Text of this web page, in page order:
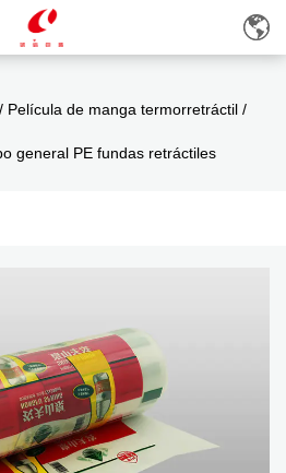
/ Película de manga termorretráctil/
general PE fundas retráctiles